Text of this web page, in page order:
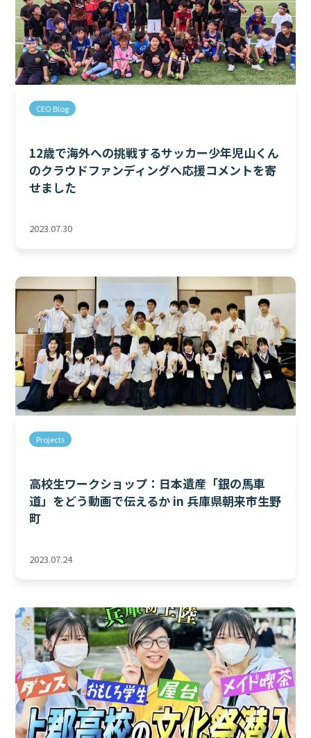
CEO Blog
12歳で海外への挑戦するサッカー少年児山くん
のクラウドファンディングへ応援コメントを寄
せました
2023.07.30
Projects
高校生ワークショップ：日本遺産「銀の馬車
道」をどう動画で伝えるか in 兵庫県朝来市生野
町
2023.07.24